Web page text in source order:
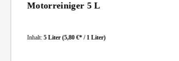
Motorreiniger 5 L
Inhalt:5 Liter(5,80 €* / 1 Liter)